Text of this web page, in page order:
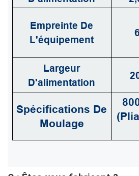
Empreinte De
L'équipement
Largeur
D'alimentation
Spécifications De
Moulage